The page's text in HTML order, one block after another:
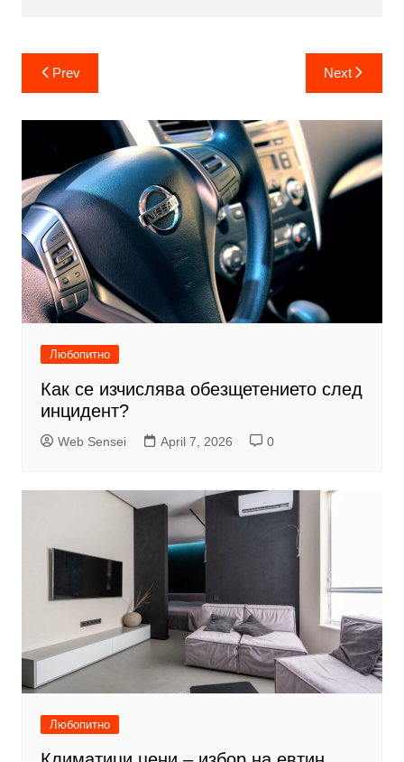
Post
navigation
Prev Next
Любопитно
Как се изчислява обезщетението след
инцидент?
Web Sensei April 7, 2026 0
Любопитно